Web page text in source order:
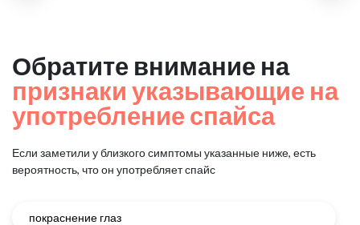
Обратите внимание на
признаки указывающие на
употребление спайса
Если заметили у близкого симптомы указанные ниже, есть
вероятность, что он употребляет спайс
покраснение глаз